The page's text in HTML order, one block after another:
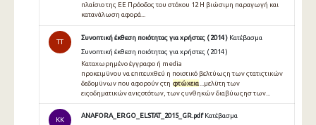
πλαίσιο της ΕΕ Πρόοδος του στόχου 12 Η βιώσιμη παραγωγή και
κατανάλωση αφορά...
TT
Συνοπτική έκθεση ποιότητας για χρήστες ( 2014 ) Κατέβασμα
Συνοπτική έκθεση ποιότητας για χρήστες ( 2014 )
Καταχωρημένο έγγραφο ή media
προκειμϋνου να επιτευχθεύ η ποιοτικό βελτύωςη των ςτατιςτικών
δεδομϋνων που αφορούν ςτη φτώχεια ...μελϋτη των
ειςοδηματικών ανιςοτότων, των ςυνθηκών διαβύωςησ των...
KK
ANAFORA_ERGO_ELSTAT_2015_GR.pdf Κατέβασμα